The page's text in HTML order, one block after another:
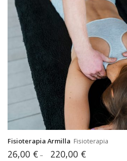
Fisioterapia Armilla Fisioterapia
26,00 € – 220,00 €